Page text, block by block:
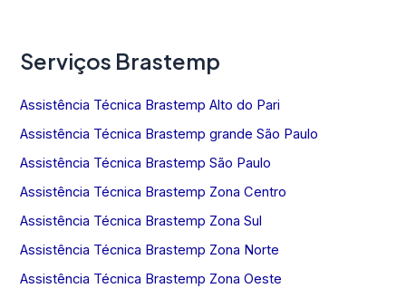
Serviços Brastemp
Assistência Técnica Brastemp Alto do Pari
Assistência Técnica Brastemp grande São Paulo
Assistência Técnica Brastemp São Paulo
Assistência Técnica Brastemp Zona Centro
Assistência Técnica Brastemp Zona Sul
Assistência Técnica Brastemp Zona Norte
Assistência Técnica Brastemp Zona Oeste